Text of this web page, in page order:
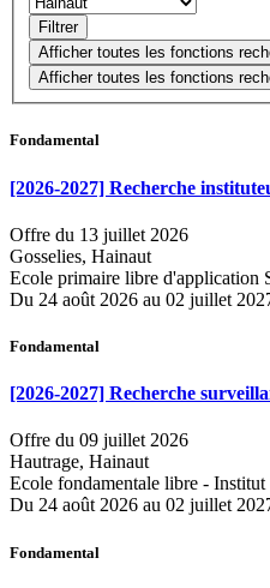
Fondamental
[2026-2027] Recherche
Offre du 13 juillet 2026
Gosselies, Hainaut
Ecole primaire libre d'application
Du 24 août 2026 au 02 juillet
Fondamental
[2026-2027] Recherche
Offre du 09 juillet 2026
Hautrage, Hainaut
Ecole fondamentale libre -
Du 24 août 2026 au 02 juillet
Fondamental